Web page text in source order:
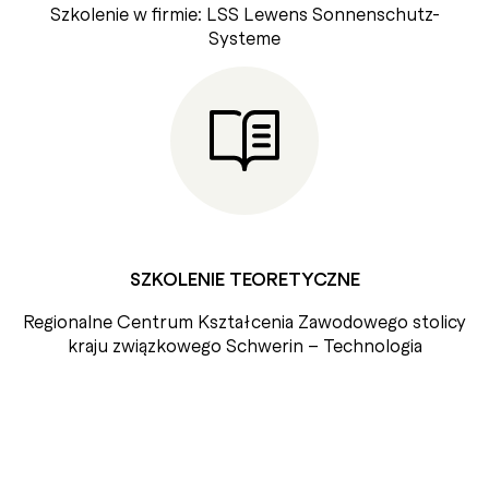
Szkolenie w firmie: LSS Lewens Sonnenschutz-
Systeme
SZKOLENIE TEORETYCZNE
Regionalne Centrum Kształcenia Zawodowego stolicy
kraju związkowego Schwerin – Technologia